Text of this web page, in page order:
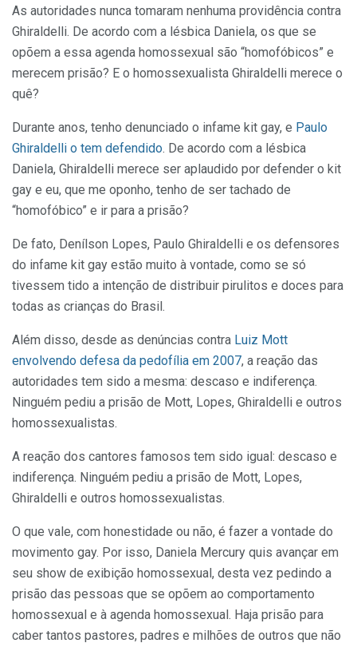
As autoridades nunca tomaram nenhuma providência contra
Ghiraldelli. De acordo com a lésbica Daniela, os que se
opõem a essa agenda homossexual são “homofóbicos” e
merecem prisão? E o homossexualista Ghiraldelli merece o
quê?
Durante anos, tenho denunciado o infame kit gay, e Paulo
Ghiraldelli o tem defendido. De acordo com a lésbica
Daniela, Ghiraldelli merece ser aplaudido por defender o kit
gay e eu, que me oponho, tenho de ser tachado de
“homofóbico” e ir para a prisão?
De fato, Denílson Lopes, Paulo Ghiraldelli e os defensores
do infame kit gay estão muito à vontade, como se só
tivessem tido a intenção de distribuir pirulitos e doces para
todas as crianças do Brasil.
Além disso, desde as denúncias contra Luiz Mott
envolvendo defesa da pedofília em 2007, a reação das
autoridades tem sido a mesma: descaso e indiferença.
Ninguém pediu a prisão de Mott, Lopes, Ghiraldelli e outros
homossexualistas.
A reação dos cantores famosos tem sido igual: descaso e
indiferença. Ninguém pediu a prisão de Mott, Lopes,
Ghiraldelli e outros homossexualistas.
O que vale, com honestidade ou não, é fazer a vontade do
movimento gay. Por isso, Daniela Mercury quis avançar em
seu show de exibição homossexual, desta vez pedindo a
prisão das pessoas que se opõem ao comportamento
homossexual e à agenda homossexual. Haja prisão para
caber tantos pastores, padres e milhões de outros que não